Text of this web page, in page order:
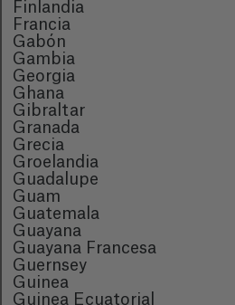
Finlandia
Francia
Gabón
Gambia
Georgia
Ghana
Gibraltar
Granada
Grecia
Groelandia
Guadalupe
Guam
Guatemala
Guayana
Guayana Francesa
Guernsey
Guinea
Guinea Ecuatorial